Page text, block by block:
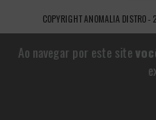
Ao navegar por este site
COPYRIGHT ANOMALIA DISTRO